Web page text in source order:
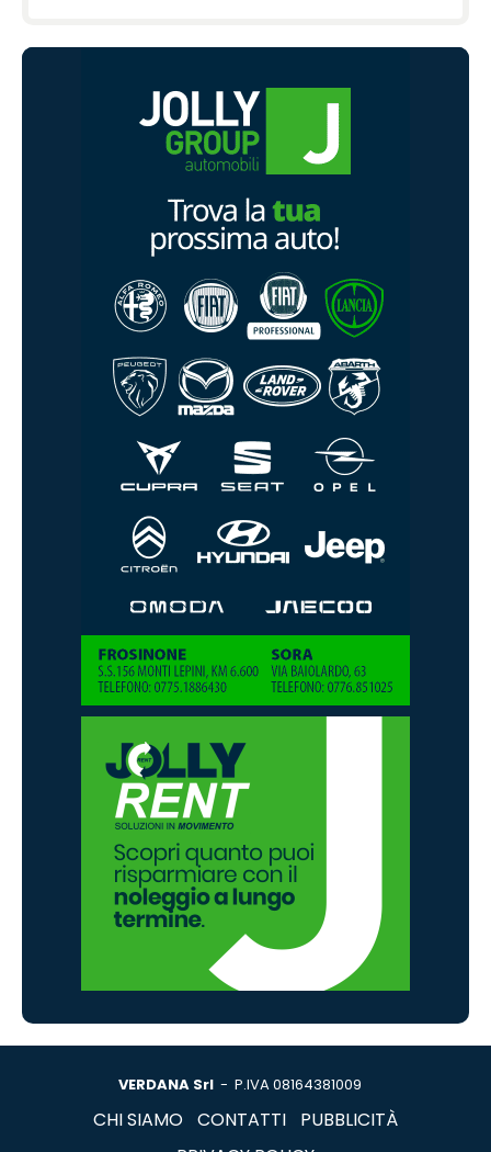
VERDANA Srl - P.IVA 08164381009
CHI SIAMO CONTATTI
PUBBLICITÀ